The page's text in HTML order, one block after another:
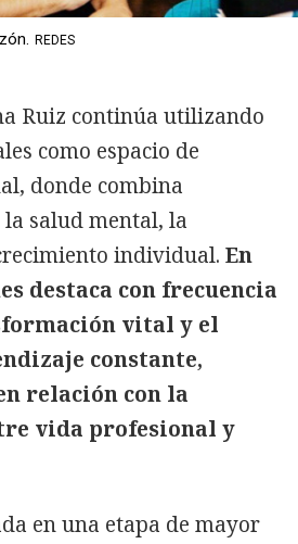
REDES
Ruiz continúa utilizando
como espacio de
donde combina
salud mental, la
individual. En
destaca con frecuencia
vital y el
constante,
relación con la
vida profesional y
en una etapa de mayor